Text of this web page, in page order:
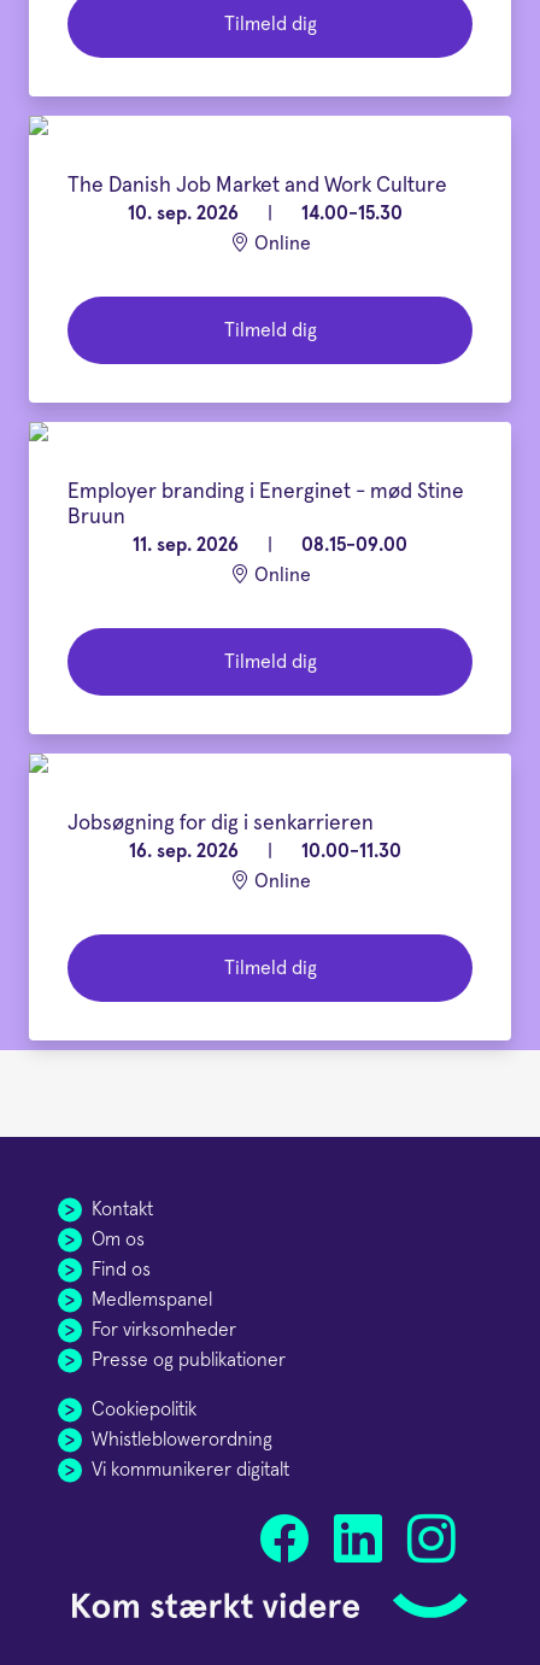
Tilmeld dig
The Danish Job Market and Work Culture
10. sep. 2026
14.00-15.30
Online
Tilmeld dig
Employer branding i Energinet - mød Stine
Bruun
11. sep. 2026
08.15-09.00
Online
Tilmeld dig
Jobsøgning for dig i senkarrieren
16. sep. 2026
10.00-11.30
Online
Tilmeld dig
Kontakt
Om os
Find os
Medlemspanel
For virksomheder
Presse og publikationer
Cookiepolitik
Whistleblowerordning
Vi kommunikerer digitalt